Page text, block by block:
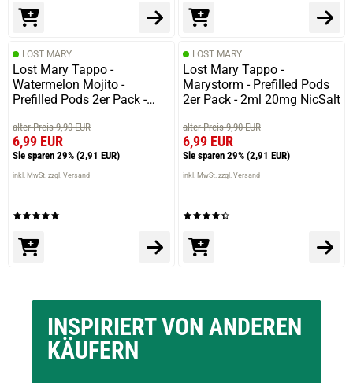
Jörg Z.
verifizierter Onlinekauf.
Die Bewertung erfolgte ohne Abgabe eines Kommentars
14.02.2025 — via
Trustedshops.de
verifizierter Onlinekauf.
Patricia P.
verifizierter Onlinekauf.
LOST MARY
Lost Mary Tappo -
Watermelon Mojito -
Prefilled Pods 2er Pack -
alter Preis 9,90 EUR
6,99 EUR
Sie sparen 29% (2,91 EUR)
inkl. MwSt. zzgl. Versand
LOST MARY
Lost Mary Tappo -
Marystorm - Prefilled Pods
2er Pack - 2ml 20mg NicSalt
alter Preis 9,90 EUR
6,99 EUR
Sie sparen 29% (2,91 EUR)
inkl. MwSt. zzgl. Versand
INSPIRIERT VON ANDEREN
KÄUFERN